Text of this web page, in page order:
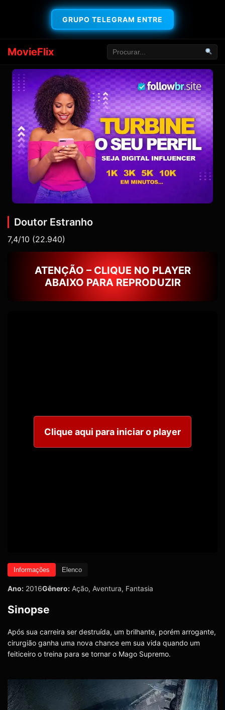
GRUPO TELEGRAM ENTRE
MovieFlix
Doutor Estranho
7,4/10 (22.940)
ATENÇÃO – CLIQUE NO PLAYER
ABAIXO PARA REPRODUZIR
Clique aqui para iniciar o player
Informações Elenco
Ano: 2016Gênero: Ação, Aventura, Fantasia
Sinopse
Após sua carreira ser destruída, um brilhante, porém arrogante,
cirurgião ganha uma nova chance em sua vida quando um
feiticeiro o treina para se tornar o Mago Supremo.